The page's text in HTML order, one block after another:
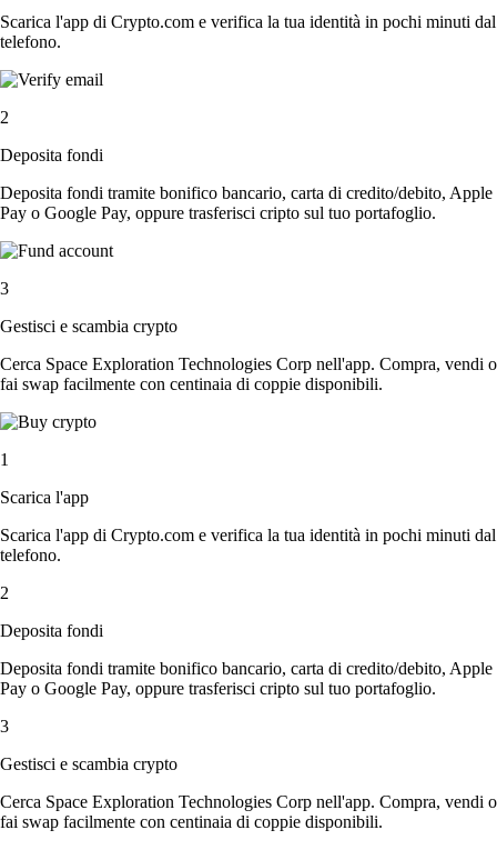
Scarica l'app di Crypto.com e verifica la tua identità in pochi minuti dal
telefono.
2
Deposita fondi
Deposita fondi tramite bonifico bancario, carta di credito/debito, Apple
Pay o Google Pay, oppure trasferisci cripto sul tuo portafoglio.
3
Gestisci e scambia crypto
Cerca Space Exploration Technologies Corp nell'app. Compra, vendi o
fai swap facilmente con centinaia di coppie disponibili.
1
Scarica l'app
Scarica l'app di Crypto.com e verifica la tua identità in pochi minuti dal
telefono.
2
Deposita fondi
Deposita fondi tramite bonifico bancario, carta di credito/debito, Apple
Pay o Google Pay, oppure trasferisci cripto sul tuo portafoglio.
3
Gestisci e scambia crypto
Cerca Space Exploration Technologies Corp nell'app. Compra, vendi o
fai swap facilmente con centinaia di coppie disponibili.